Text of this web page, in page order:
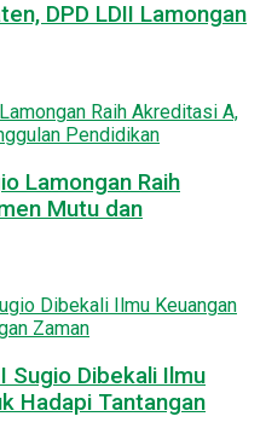
DPD LDII Lamongan
Lamongan Raih
Mutu dan
Sugio Dibekali Ilmu
Hadapi Tantangan